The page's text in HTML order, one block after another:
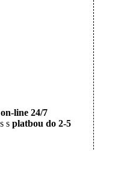
line 24/7
s platbou do 2-5